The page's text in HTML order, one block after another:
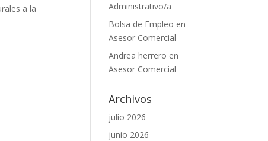
a la
Administrativo/a
Bolsa de Empleo en
Asesor Comercial
Andrea herrero en
Asesor Comercial
Archivos
julio 2026
junio 2026